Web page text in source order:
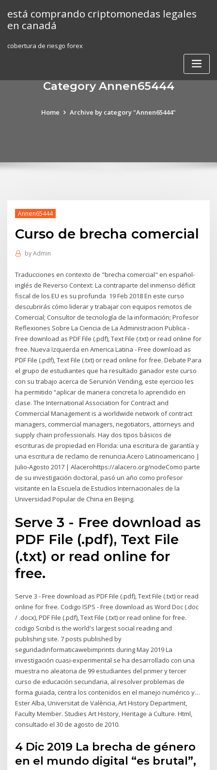
content
está comprando criptomonedas legales
en canadá
cobertura de riesgo forex
Category Annen65444
Home Archive by category "Annen65444"
Annen65444
Curso de brecha comercial
byAdmin
Traducciones en contexto de "brecha comercial" en español-
inglés de Reverso Context: La contraparte del inmenso déficit
fiscal de los EU es su profunda 19 Feb 2018 En este curso
descubrirás cómo liderar y trabajar con equipos remotos de
Comercial; Consultor de tecnología de la información; Profesor
Reflexiones Sobre La Ciencia de La Administracion Publica -
Free download as PDF File (.pdf), Text File (.txt) or read online for
free. Nueva Izquierda en America Latina - Free download as
PDF File (.pdf), Text File (.txt) or read online for free. Debate Para
el grupo de estudiantes que ha resultado ganador este curso
con su trabajo acerca de Serunión Vending, este ejercicio les
ha permitido “aplicar de manera concreta lo aprendido en
clase. The International Association for Contract and
Commercial Management is a worldwide network of contract
managers, commercial managers, negotiators, attorneys and
supply chain professionals. Hay dos tipos básicos de
escrituras de propiedad en Florida: una escritura de garantía y
una escritura de reclamo de renuncia.Acero Latinoamericano |
Julio-Agosto 2017 | Alacerohttps://alacero.org/nodeComo parte
de su investigación doctoral, pasó un año como profesor
visitante en la Escuela de Estudios Internacionales de la
Universidad Popular de China en Beijing.
Serve 3 - Free download as
PDF File (.pdf), Text File
(.txt) or read online for
free.
Serve 3 - Free download as PDF File (.pdf), Text File (.txt) or read
online for free. Codigo ISPS - Free download as Word Doc (.doc
/ .docx), PDF File (.pdf), Text File (.txt) or read online for free.
codigo Scribd is the world's largest social reading and
publishing site. 7 posts published by
seguridadinformaticawebimprints during May 2019 La
investigación cuasi-experimental se ha desarrollado con una
muestra no aleatoria de 99 estudiantes del primer y tercer
curso de educación secundaria, al resolver problemas de
forma guiada, centra los contenidos en el manejo numérico y…
Ester Alba, Universitat de València, Art History Department,
Faculty Member. Studies Art History, Heritage a Culture. Html,
consultado el 30 de agosto de 2010.
4 Dic 2019 La brecha de género
en el mundo digital “es brutal”,